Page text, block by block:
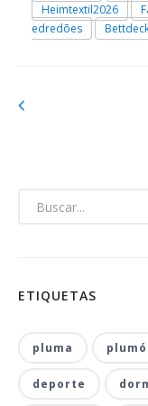
Heimtextil2026
edredões
ETIQUETAS
pluma
deporte